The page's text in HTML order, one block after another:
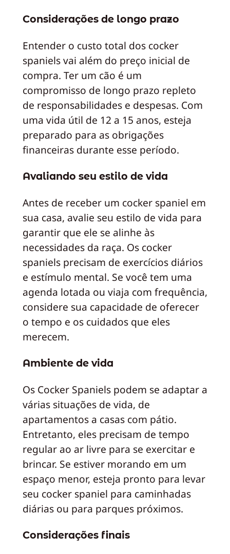
Considerações de longo prazo
Entender o custo total dos cocker
spaniels vai além do preço inicial de
compra. Ter um cão é um
compromisso de longo prazo repleto
de responsabilidades e despesas. Com
uma vida útil de 12 a 15 anos, esteja
preparado para as obrigações
financeiras durante esse período.
Avaliando seu estilo de vida
Antes de receber um cocker spaniel em
sua casa, avalie seu estilo de vida para
garantir que ele se alinhe às
necessidades da raça. Os cocker
spaniels precisam de exercícios diários
e estímulo mental. Se você tem uma
agenda lotada ou viaja com frequência,
considere sua capacidade de oferecer
o tempo e os cuidados que eles
merecem.
Ambiente de vida
Os Cocker Spaniels podem se adaptar a
várias situações de vida, de
apartamentos a casas com pátio.
Entretanto, eles precisam de tempo
regular ao ar livre para se exercitar e
brincar. Se estiver morando em um
espaço menor, esteja pronto para levar
seu cocker spaniel para caminhadas
diárias ou para parques próximos.
Considerações finais